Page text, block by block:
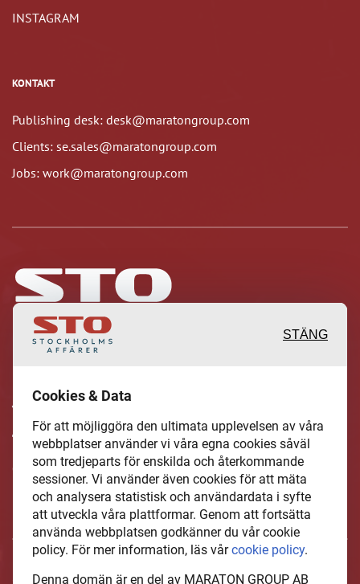
INSTAGRAM
KONTAKT
Publishing desk: desk@maratongroup.com
Clients: se.sales@maratongroup.com
Jobs: work@maratongroup.com
värdefulla berättelser och reportage
från och om det lokala näringslivet och
dess aktörer samt en hel del annan
läsvärt innehåll.
StockholmsAffarer.se är en del av mediakoncernen MARATON
STÄNG
Cookies & Data
För att möjliggöra den ultimata upplevelsen av våra
webbplatser använder vi våra egna cookies såväl
som tredjeparts för enskilda och återkommande
sessioner. Vi använder även cookies för att mäta
och analysera statistisk och användardata i syfte
att utveckla våra plattformar. Genom att fortsätta
använda webbplatsen godkänner du vår cookie
policy. För mer information, läs vårcookie policy.
Denna domän är en del av MARATON GROUP AB